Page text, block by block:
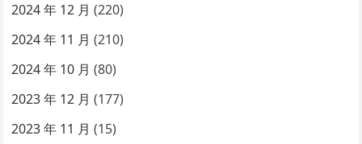
2024 年 12 月 (220)
2024 年 11 月 (210)
2024 年 10 月 (80)
2023 年 12 月 (177)
2023 年 11 月 (15)